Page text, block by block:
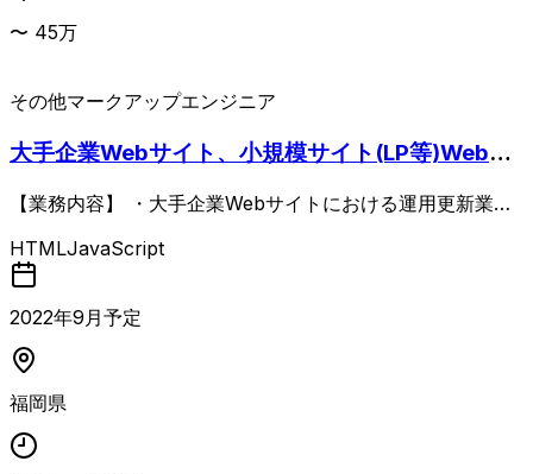
〜 45万
その他マークアップエンジニア
大手企業Webサイト、小規模サイト(LP等)Webコ
【業務内容】 ・大手企業Webサイトにおける運用更新業務
ど、様々なWebサイトに携わることができます 【具体的に
は】 ・HTML、CSS、JavaScriptコーディング業務 ・新規
画像、バナー作成業務 ・AEM（Adobe Experience Manag
er)を使ったページ投入 ＜トレー＜トレーニング期間あり＞
など
HTMLJavaScript
2022年9 月予定
福岡県